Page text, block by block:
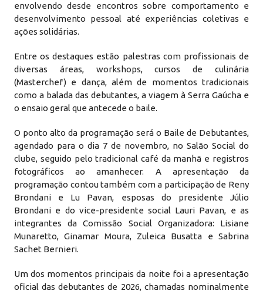
envolvendo desde encontros sobre comportamento e
desenvolvimento pessoal até experiências coletivas e
ações solidárias.
Entre os destaques estão palestras com profissionais de
diversas áreas, workshops, cursos de culinária
(Masterchef) e dança, além de momentos tradicionais
como a balada das debutantes, a viagem à Serra Gaúcha e
o ensaio geral que antecede o baile.
O ponto alto da programação será o Baile de Debutantes,
agendado para o dia 7 de novembro, no Salão Social do
clube, seguido pelo tradicional café da manhã e registros
fotográficos ao amanhecer. A apresentação da
programação contou também com a participação de Reny
Brondani e Lu Pavan, esposas do presidente Júlio
Brondani e do vice-presidente social Lauri Pavan, e as
integrantes da Comissão Social Organizadora: Lisiane
Munaretto, Ginamar Moura, Zuleica Busatta e Sabrina
Sachet Bernieri.
Um dos momentos principais da noite foi a apresentação
oficial das debutantes de 2026, chamadas nominalmente